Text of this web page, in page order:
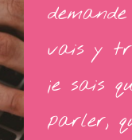
vais y
je sais
parler,